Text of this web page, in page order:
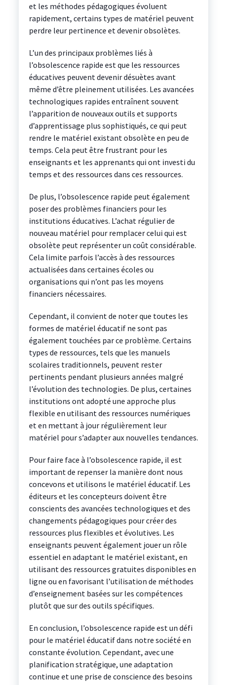
et les méthodes pédagogiques évoluent
rapidement, certains types de matériel peuvent
perdre leur pertinence et devenir obsolètes.
L’un des principaux problèmes liés à
l’obsolescence rapide est que les ressources
éducatives peuvent devenir désuètes avant
même d’être pleinement utilisées. Les avancées
technologiques rapides entraînent souvent
l’apparition de nouveaux outils et supports
d’apprentissage plus sophistiqués, ce qui peut
rendre le matériel existant obsolète en peu de
temps. Cela peut être frustrant pour les
enseignants et les apprenants qui ont investi du
temps et des ressources dans ces ressources.
De plus, l’obsolescence rapide peut également
poser des problèmes financiers pour les
institutions éducatives. L’achat régulier de
nouveau matériel pour remplacer celui qui est
obsolète peut représenter un coût considérable.
Cela limite parfois l’accès à des ressources
actualisées dans certaines écoles ou
organisations qui n’ont pas les moyens
financiers nécessaires.
Cependant, il convient de noter que toutes les
formes de matériel éducatif ne sont pas
également touchées par ce problème. Certains
types de ressources, tels que les manuels
scolaires traditionnels, peuvent rester
pertinents pendant plusieurs années malgré
l’évolution des technologies. De plus, certaines
institutions ont adopté une approche plus
flexible en utilisant des ressources numériques
et en mettant à jour régulièrement leur
matériel pour s’adapter aux nouvelles tendances.
Pour faire face à l’obsolescence rapide, il est
important de repenser la manière dont nous
concevons et utilisons le matériel éducatif. Les
éditeurs et les concepteurs doivent être
conscients des avancées technologiques et des
changements pédagogiques pour créer des
ressources plus flexibles et évolutives. Les
enseignants peuvent également jouer un rôle
essentiel en adaptant le matériel existant, en
utilisant des ressources gratuites disponibles en
ligne ou en favorisant l’utilisation de méthodes
d’enseignement basées sur les compétences
plutôt que sur des outils spécifiques.
En conclusion, l’obsolescence rapide est un défi
pour le matériel éducatif dans notre société en
constante évolution. Cependant, avec une
planification stratégique, une adaptation
continue et une prise de conscience des besoins